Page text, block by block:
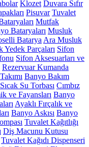
Klozet Duvara Sıfır
Pisuvar Tuvalet
Mutfak
Bataryaları Musluk
Batarya Ara Musluk
Parçaları Sifon
Sifon Aksesuarları ve
Rezervuar Kumanda
Banyo Bakım
Sıcak Su Torbası Cımbız
ve Fayansları Banyo
Ayaklı Fırçalık ve
Banyo Askısı Banyo
Tuvalet Kağıtlığı
Diş Macunu Kutusu
Tuvalet Kağıdı Dispenseri